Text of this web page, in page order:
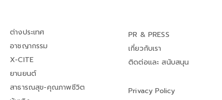
ต่างประเทศ
อาชญากรรม
X-CITE
ยานยนต์
สาธารณสุข-คุณภาพชีวิต
PR & PRESS
เกี่ยวกับเรา
ติดต่อและ สนับสนุน
Privacy Policy